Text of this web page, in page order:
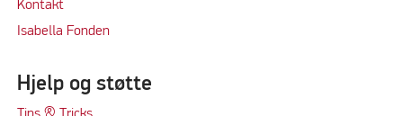
Kontakt
Isabella Fonden
Hjelp og støtte